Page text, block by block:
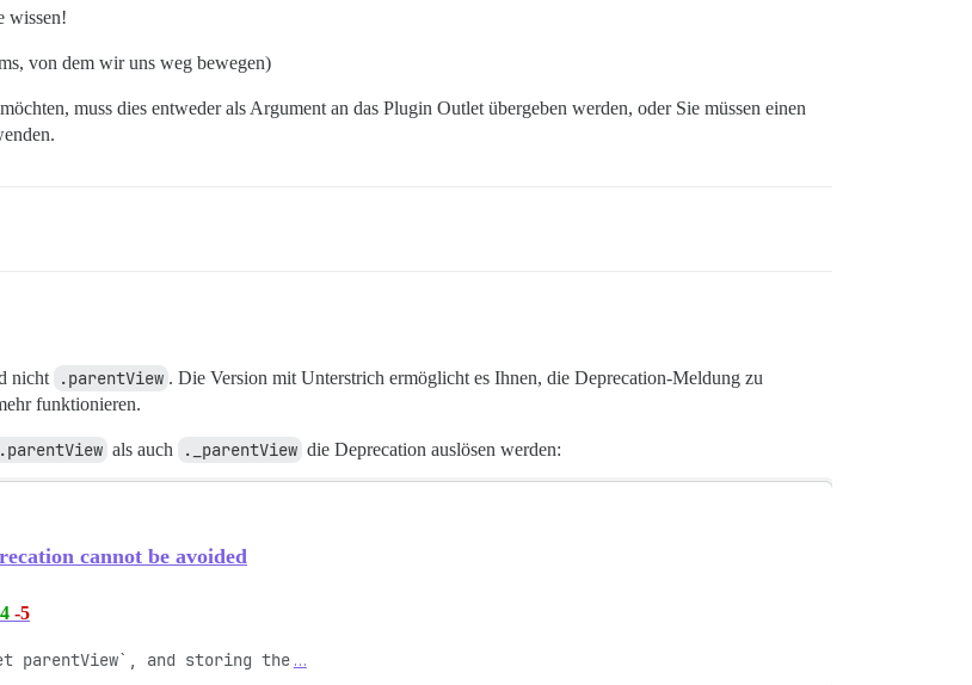
wissen!
von dem wir uns weg bewegen)
muss dies entweder als Argument an das Plugin Outlet übergeben werden, oder Sie müssen einen
nicht .parentView . Die Version mit Unterstrich ermöglicht es Ihnen, die Deprecation-Meldung zu
funktionieren.
.parentView als auch ._parentView die Deprecation auslösen werden:
cannot be avoided
-5
parentView`, and storing the …